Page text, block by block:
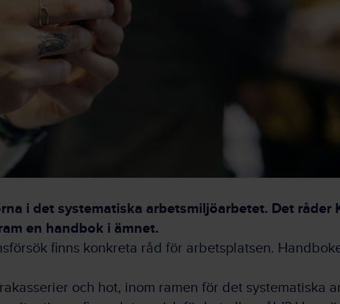
i det systematiska arbetsmiljöarbetet. Det råder
en handbok i ämnet.
finns konkreta råd för arbetsplatsen.
och hot, inom ramen för det systematiska